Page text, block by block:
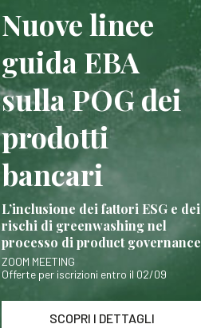
Nuove linee
guida EBA
sulla POG dei
prodotti
bancari
L’inclusione dei fattori ESG e dei
rischi di greenwashing nel
processo di product governance
ZOOM MEETING
Offerte per iscrizioni entro il 02/09
SCOPRI I DETTAGLI